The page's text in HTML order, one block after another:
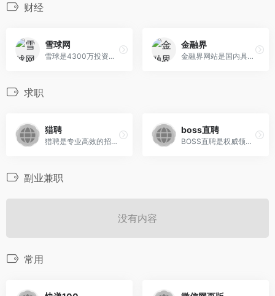
财经
雪球网
雪球是4300万投资者都在用的投资社区和财富管理平台，是投资者的社交网络，沪深、港股、美股全球市场实时行情，公募私募股票基金债券免费热点资讯，与投资高手实战交流。
金融界
金融界网站是国内具备影响力的财经门户，金融界官网成立于1999年8月，是中国金融在线（NASDAQ：JRJC）旗下成员之一，是目前中国领先的以证券交易为核心的互联网
求职
猎聘
猎聘是专业高效的招聘求职平台，为求职者提供海量高薪职位，在线沟通，快速反馈！为企业招聘方提供免费招人服务，优质人才，精准推荐。其中，猎聘网企业招聘为企业提供数字
boss直聘
BOSS直聘是权威领先的招聘网，开启人才网招聘求职新时代，招聘求职找工作，上BOSS直聘，直接谈！求职者在boss直聘招聘官网注册账号后填写简历, 系统根据求职者意
副业兼职
没有内容
常用